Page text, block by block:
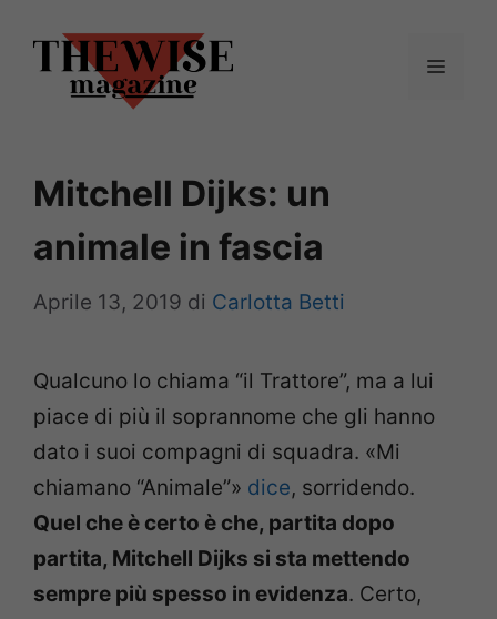
contenuto
Menu
Mitchell Dijks: un
animale in fascia
Aprile 13, 2019 di Carlotta Betti
Qualcuno lo chiama “il Trattore”, ma a lui
piace di più il soprannome che gli hanno
dato i suoi compagni di squadra. «Mi
chiamano “Animale”» dice, sorridendo.
Quel che è certo è che, partita dopo
partita, Mitchell Dijks si sta mettendo
sempre più spesso in evidenza. Certo,